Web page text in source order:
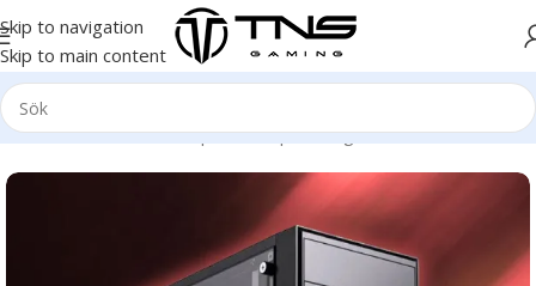
Skip to navigation
Skip to main content
Hem/Stationär dator/Speldator | Gamingdator/Platinum klass